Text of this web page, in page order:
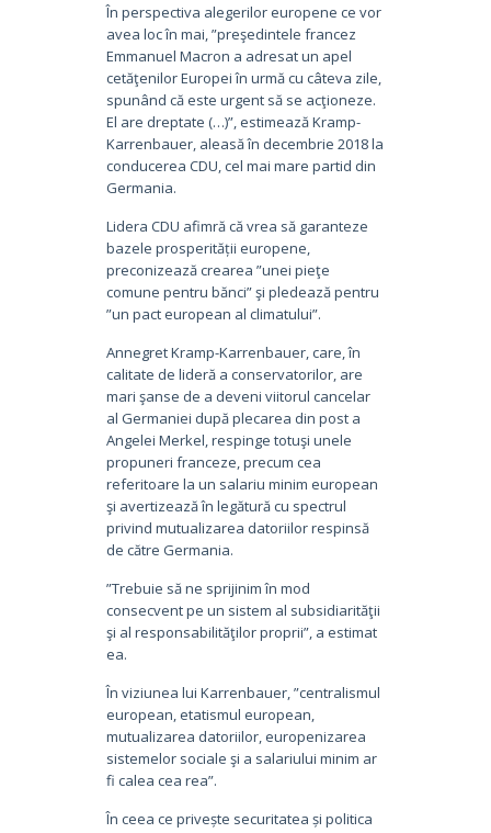
În perspectiva alegerilor europene ce vor
avea loc în mai, ”preşedintele francez
Emmanuel Macron a adresat un apel
cetăţenilor Europei în urmă cu câteva zile,
spunând că este urgent să se acţioneze.
El are dreptate (…)”, estimează Kramp-
Karrenbauer, aleasă în decembrie 2018 la
conducerea CDU, cel mai mare partid din
Germania.
Lidera CDU afimră că vrea să garanteze
bazele prosperității europene,
preconizează crearea ”unei pieţe
comune pentru bănci” şi pledează pentru
”un pact european al climatului”.
Annegret Kramp-Karrenbauer, care, în
calitate de lideră a conservatorilor, are
mari şanse de a deveni viitorul cancelar
al Germaniei după plecarea din post a
Angelei Merkel, respinge totuşi unele
propuneri franceze, precum cea
referitoare la un salariu minim european
şi avertizează în legătură cu spectrul
privind mutualizarea datoriilor respinsă
de către Germania.
”Trebuie să ne sprijinim în mod
consecvent pe un sistem al subsidiarităţii
şi al responsabilităţilor proprii”, a estimat
ea.
În viziunea lui Karrenbauer, ”centralismul
european, etatismul european,
mutualizarea datoriilor, europenizarea
sistemelor sociale şi a salariului minim ar
fi calea cea rea”.
În ceea ce privește securitatea și politica